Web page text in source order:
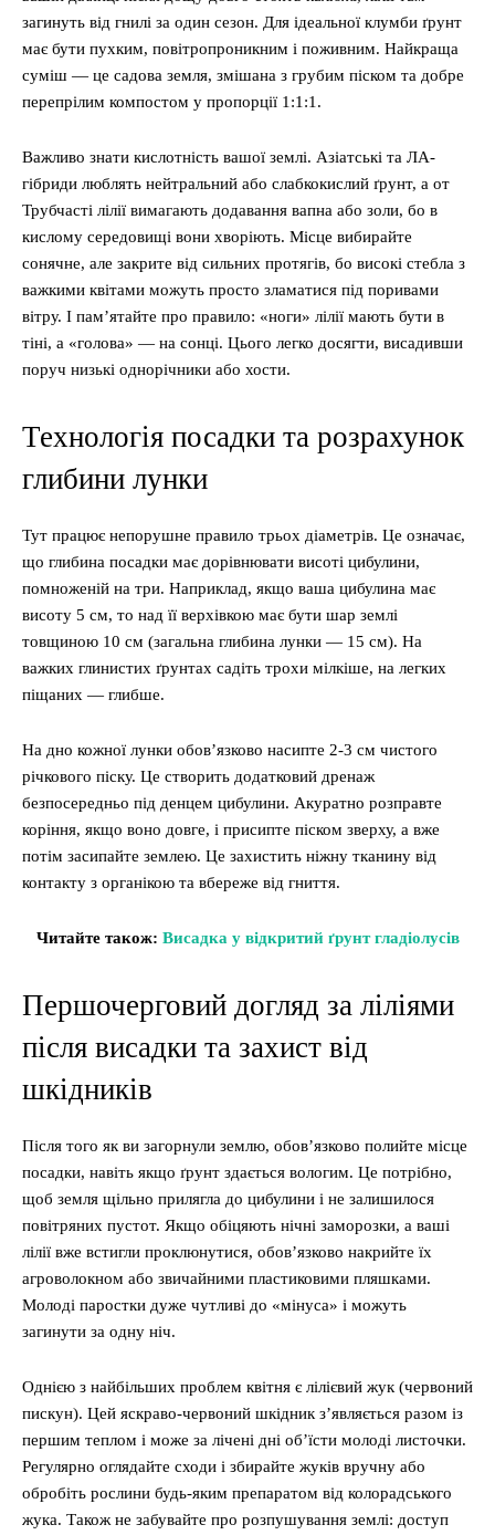
загинуть від гнилі за один сезон. Для ідеальної клумби ґрунт
має бути пухким, повітропроникним і поживним. Найкраща
суміш — це садова земля, змішана з грубим піском та добре
перепрілим компостом у пропорції 1:1:1.
Важливо знати кислотність вашої землі. Азіатські та ЛА-
гібриди люблять нейтральний або слабкокислий ґрунт, а от
Трубчасті лілії вимагають додавання вапна або золи, бо в
кислому середовищі вони хворіють. Місце вибирайте
сонячне, але закрите від сильних протягів, бо високі стебла з
важкими квітами можуть просто зламатися під поривами
вітру. І пам’ятайте про правило: «ноги» лілії мають бути в
тіні, а «голова» — на сонці. Цього легко досягти, висадивши
поруч низькі однорічники або хости.
Технологія посадки та розрахунок
глибини лунки
Тут працює непорушне правило трьох діаметрів. Це означає,
що глибина посадки має дорівнювати висоті цибулини,
помноженій на три. Наприклад, якщо ваша цибулина має
висоту 5 см, то над її верхівкою має бути шар землі
товщиною 10 см (загальна глибина лунки — 15 см). На
важких глинистих ґрунтах садіть трохи мілкіше, на легких
піщаних — глибше.
На дно кожної лунки обов’язково насипте 2-3 см чистого
річкового піску. Це створить додатковий дренаж
безпосередньо під денцем цибулини. Акуратно розправте
коріння, якщо воно довге, і присипте піском зверху, а вже
потім засипайте землею. Це захистить ніжну тканину від
контакту з органікою та вбереже від гниття.
Читайте також: Висадка у відкритий ґрунт гладіолусів
Першочерговий догляд за ліліями
після висадки та захист від
шкідників
Після того як ви загорнули землю, обов’язково полийте місце
посадки, навіть якщо ґрунт здається вологим. Це потрібно,
щоб земля щільно прилягла до цибулини і не залишилося
повітряних пустот. Якщо обіцяють нічні заморозки, а ваші
лілії вже встигли проклюнутися, обов’язково накрийте їх
агроволокном або звичайними пластиковими пляшками.
Молоді паростки дуже чутливі до «мінуса» і можуть
загинути за одну ніч.
Однією з найбільших проблем квітня є лілієвий жук (червоний
пискун). Цей яскраво-червоний шкідник з’являється разом із
першим теплом і може за лічені дні об’їсти молоді листочки.
Регулярно оглядайте сходи і збирайте жуків вручну або
обробіть рослини будь-яким препаратом від колорадського
жука. Також не забувайте про розпушування землі: доступ